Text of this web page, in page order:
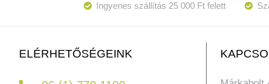
Ingyenes szállítás 25 000 Ft felett
ELÉRHETŐSÉGEINK